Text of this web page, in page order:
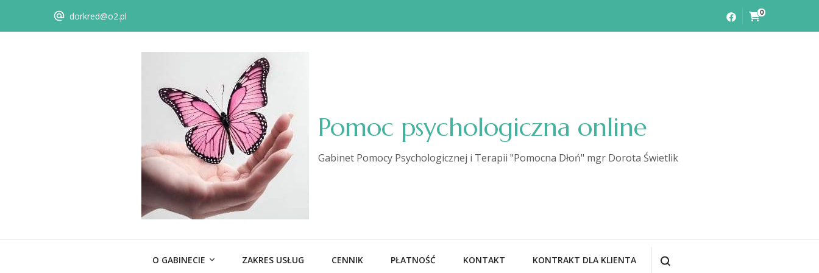
dorkred@o2.pl 0
Pomoc psychologiczna online
Gabinet Pomocy Psychologicznej i Terapii "Pomocna Dłoń" mgr Dorota Świetlik
O GABINECIE ZAKRES USŁUG CENNIK PŁATNOŚĆ KONTAKT KONTRAKT DLA KLIENTA